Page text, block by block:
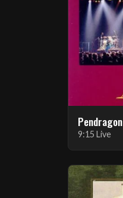
Pendragon
9:15 Live